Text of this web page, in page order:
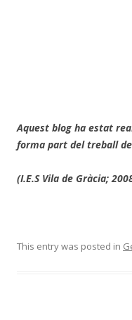
Aquest blog ha estat
forma part del treball
(I.E.S Vila de Gràcia;
This entry was posted in